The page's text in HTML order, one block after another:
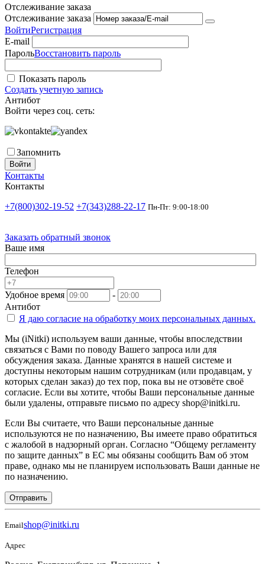
Отслеживание заказа
Отслеживание заказа
ВойтиРегистрация
E-mail
ПарольВосстановить пароль
Показать пароль
Создать учетную запись
Антибот
Войти через соц. сеть:
Запомнить
Войти
Контакты
Контакты
+7(800)302-19-52 +7(343)288-22-17 Пн-Пт: 9:00-18:00
Заказать обратный звонок
Ваше имя
Телефон
Удобное время
-
Антибот
Я даю согласие на обработку моих персональных данных.
Мы (iNitki) используем ваши данные, чтобы впоследствии
связаться с Вами по поводу Вашего запроса или для
обсуждения заказа. Данные хранятся в нашей системе и
доступны некоторым нашим сотрудникам (или продавцам, у
которых сделан заказ) до тех пор, пока вы не отзовёте своё
согласие. Если вы хотите, чтобы Ваши персональные данные
были удалены, отправьте письмо по адресу shop@initki.ru.
Если Вы считаете, что Ваши персональные данные
используются не по назначению, Вы имеете право обратиться
с жалобой в надзорный орган. Согласно “Общему регламенту
по защите данных” в ЕС мы обязаны сообщить Вам об этом
праве, однако мы не планируем использовать Ваши данные не
по назначению.
Отправить
Emailshop@initki.ru
Адрес